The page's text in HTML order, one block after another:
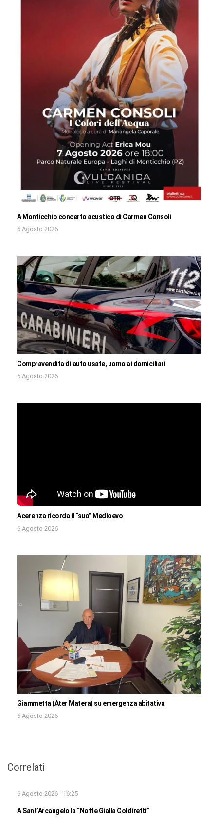
A Monticchio concerto acustico di Carmen Consoli
6 Agosto 2026
Compravendita di auto usate, uomo ai domiciliari
6 Agosto 2026
Acerenza ricorda il “suo” Medioevo
6 Agosto 2026
Giammetta (Ater Matera) su emergenza abitativa
6 Agosto 2026
Correlati
6 Agosto 2026 - 16:25
A Sant’Arcangelo la “Notte Gialla Coldiretti”